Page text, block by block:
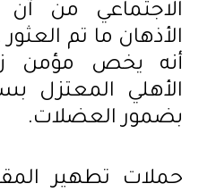
الاجتماعي من آن
الأذهان ما تم
أنه يخص مؤمن
الأهلي المعتزل
بضمور العضلات.
حملات تطهير